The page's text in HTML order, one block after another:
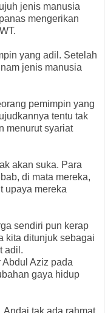
jenis manusia
mengerikan
yang adil. Setelah
jenis manusia
pemimpin yang
tentu tak
menurut syariat
akan suka. Para
di mata mereka,
upaya mereka
sendiri pun kerap
kita ditunjuk sebagai
adil.
Aziz pada
gaya hidup
Andai tak ada rahmat